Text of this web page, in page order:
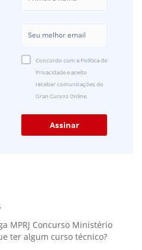
Concordo com a Política de
Privacidade e aceito
receber comunicações do
Gran Cursos Online.
MPRJ Concurso Ministério
ter algum curso técnico?